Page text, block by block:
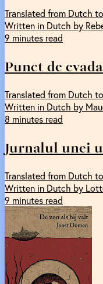
Translated from Dutch
Written in Dutch by
9 minutes read
Punct de
Translated from Dutch
Written in Dutch by
8 minutes read
Jurnalul unei
Translated from Dutch
Written in Dutch by
9 minutes read